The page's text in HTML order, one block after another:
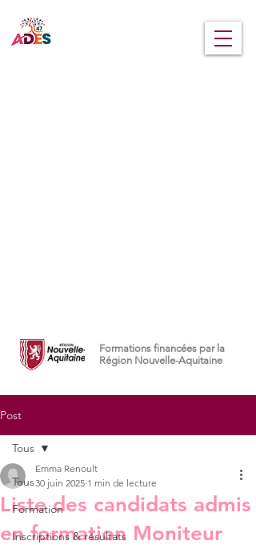
Formations financées par la
Région Nouvelle-Aquitaine
Post
Tous
Formation
Inscriptions & résultats
Tous
Liste des candidats admis
en formation Moniteur
Emma Renoult
30 juin 2025 1 min de lecture